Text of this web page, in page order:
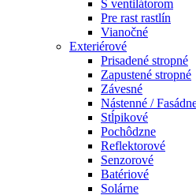
S ventilátorom
Pre rast rastlín
Vianočné
Exteriérové
Prisadené stropné
Zapustené stropné
Závesné
Nástenné /
Stĺpikové
Pochôdzne
Reflektorové
Senzorové
Batériové
Solárne